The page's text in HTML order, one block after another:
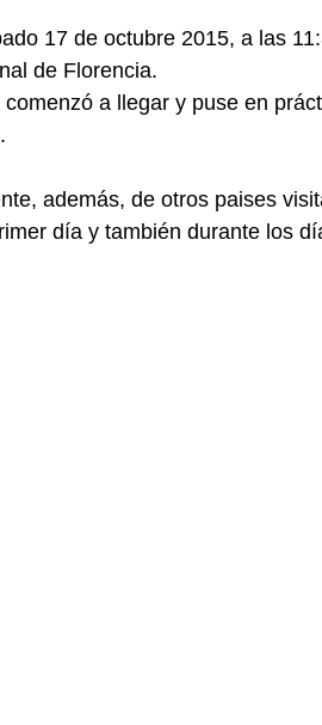
17 de octubre 2015, a las
de Florencia.
comenzó a llegar y puse en
además, de otros paises
día y también durante los